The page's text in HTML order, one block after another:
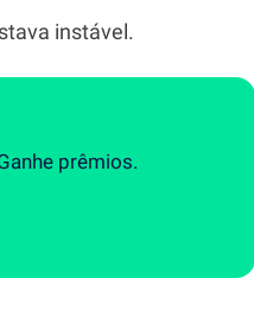
instável.
prêmios.